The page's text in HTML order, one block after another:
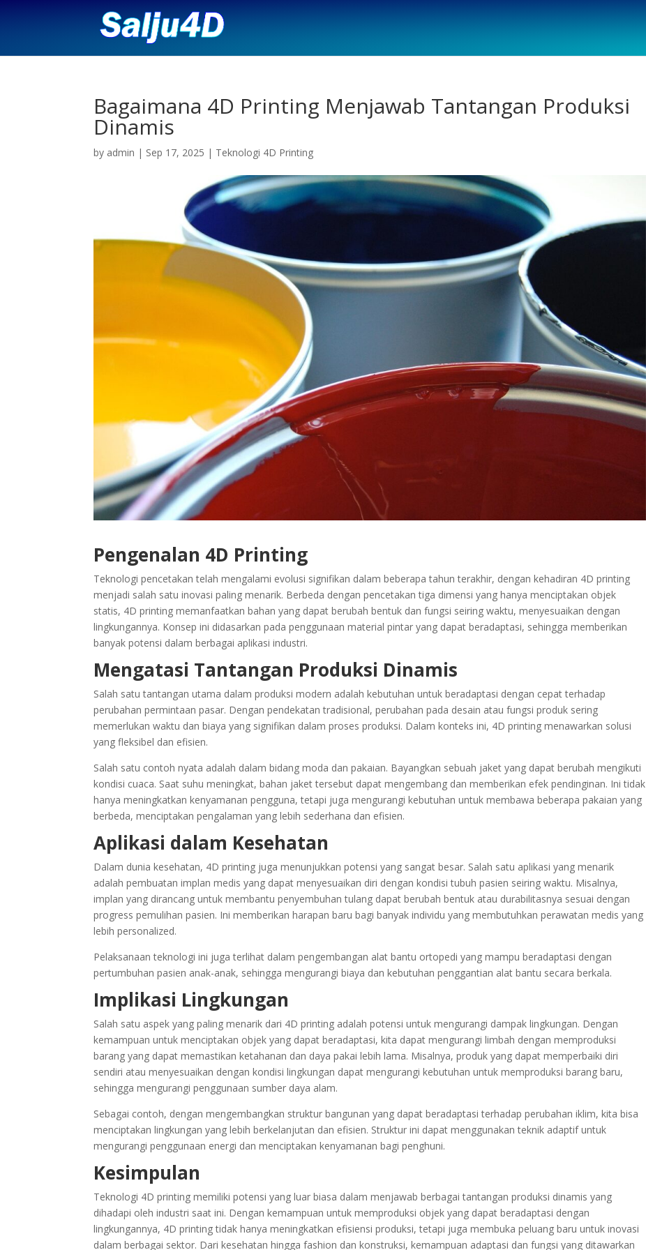
Bagaimana 4D Printing Menjawab Tantangan Produksi
Dinamis
by admin | Sep 17, 2025 | Teknologi 4D Printing
Pengenalan 4D Printing
Teknologi pencetakan telah mengalami evolusi signifikan dalam beberapa tahun terakhir, dengan kehadiran 4D printing
menjadi salah satu inovasi paling menarik. Berbeda dengan pencetakan tiga dimensi yang hanya menciptakan objek
statis, 4D printing memanfaatkan bahan yang dapat berubah bentuk dan fungsi seiring waktu, menyesuaikan dengan
lingkungannya. Konsep ini didasarkan pada penggunaan material pintar yang dapat beradaptasi, sehingga memberikan
banyak potensi dalam berbagai aplikasi industri.
Mengatasi Tantangan Produksi Dinamis
Salah satu tantangan utama dalam produksi modern adalah kebutuhan untuk beradaptasi dengan cepat terhadap
perubahan permintaan pasar. Dengan pendekatan tradisional, perubahan pada desain atau fungsi produk sering
memerlukan waktu dan biaya yang signifikan dalam proses produksi. Dalam konteks ini, 4D printing menawarkan solusi
yang fleksibel dan efisien.
Salah satu contoh nyata adalah dalam bidang moda dan pakaian. Bayangkan sebuah jaket yang dapat berubah mengikuti
kondisi cuaca. Saat suhu meningkat, bahan jaket tersebut dapat mengembang dan memberikan efek pendinginan. Ini tidak
hanya meningkatkan kenyamanan pengguna, tetapi juga mengurangi kebutuhan untuk membawa beberapa pakaian yang
berbeda, menciptakan pengalaman yang lebih sederhana dan efisien.
Aplikasi dalam Kesehatan
Dalam dunia kesehatan, 4D printing juga menunjukkan potensi yang sangat besar. Salah satu aplikasi yang menarik
adalah pembuatan implan medis yang dapat menyesuaikan diri dengan kondisi tubuh pasien seiring waktu. Misalnya,
implan yang dirancang untuk membantu penyembuhan tulang dapat berubah bentuk atau durabilitasnya sesuai dengan
progress pemulihan pasien. Ini memberikan harapan baru bagi banyak individu yang membutuhkan perawatan medis yang
lebih personalized.
Pelaksanaan teknologi ini juga terlihat dalam pengembangan alat bantu ortopedi yang mampu beradaptasi dengan
pertumbuhan pasien anak-anak, sehingga mengurangi biaya dan kebutuhan penggantian alat bantu secara berkala.
Implikasi Lingkungan
Salah satu aspek yang paling menarik dari 4D printing adalah potensi untuk mengurangi dampak lingkungan. Dengan
kemampuan untuk menciptakan objek yang dapat beradaptasi, kita dapat mengurangi limbah dengan memproduksi
barang yang dapat memastikan ketahanan dan daya pakai lebih lama. Misalnya, produk yang dapat memperbaiki diri
sendiri atau menyesuaikan dengan kondisi lingkungan dapat mengurangi kebutuhan untuk memproduksi barang baru,
sehingga mengurangi penggunaan sumber daya alam.
Sebagai contoh, dengan mengembangkan struktur bangunan yang dapat beradaptasi terhadap perubahan iklim, kita bisa
menciptakan lingkungan yang lebih berkelanjutan dan efisien. Struktur ini dapat menggunakan teknik adaptif untuk
mengurangi penggunaan energi dan menciptakan kenyamanan bagi penghuni.
Kesimpulan
Teknologi 4D printing memiliki potensi yang luar biasa dalam menjawab berbagai tantangan produksi dinamis yang
dihadapi oleh industri saat ini. Dengan kemampuan untuk memproduksi objek yang dapat beradaptasi dengan
lingkungannya, 4D printing tidak hanya meningkatkan efisiensi produksi, tetapi juga membuka peluang baru untuk inovasi
dalam berbagai sektor. Dari kesehatan hingga fashion dan konstruksi, kemampuan adaptasi dan fungsi yang ditawarkan